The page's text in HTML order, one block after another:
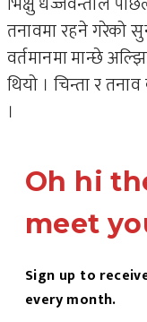
तनावमा रहने गरेको
वर्तमानमा मान्छे
थियो । चिन्ता र
।
Oh hi
meet
Sign up to
every month.